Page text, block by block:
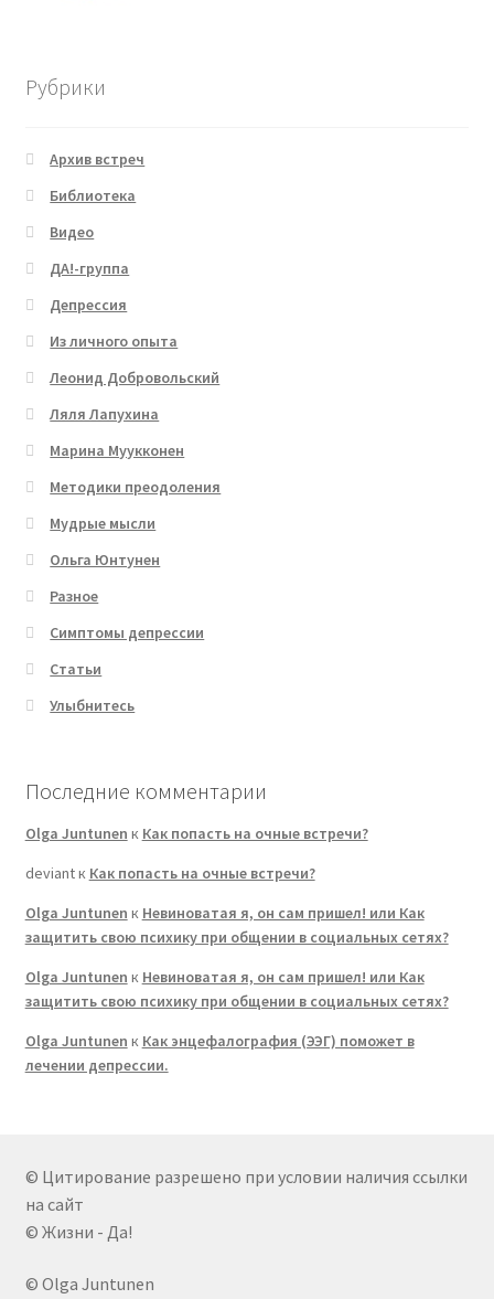
Рубрики
Архив встреч
Библиотека
Видео
ДА!-группа
Депрессия
Из личного опыта
Леонид Добровольский
Ляля Лапухина
Марина Муукконен
Методики преодоления
Мудрые мысли
Ольга Юнтунен
Разное
Симптомы депрессии
Статьи
Улыбнитесь
Последние комментарии
Olga Juntunen к Как попасть на очные встречи?
deviantк Как попасть на очные встречи?
Olga Juntunen к Невиноватая я, он сам пришел! или Как
защитить свою психику при общении в социальных сетях?
Olga Juntunen к Невиноватая я, он сам пришел! или Как
защитить свою психику при общении в социальных сетях?
Olga Juntunen к Как энцефалография (ЭЭГ) поможет в
лечении депрессии.
© Цитирование разрешено при условии наличия ссылки
на сайт
© Жизни - Да!
© Olga Juntunen